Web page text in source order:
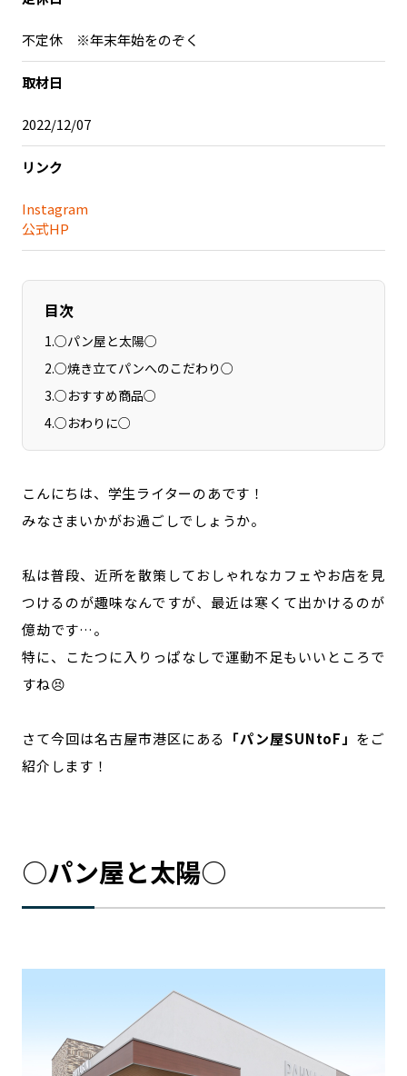
お問い合わせ
不定休 ※年末年始をのぞく
取材日
2022/12/07
リンク
Instagram
公式HP
目次
1.○パン屋と太陽○
2.○焼き立てパンへのこだわり○
3.○おすすめ商品○
4.○おわりに○
こんにちは、学生ライターのあです！
みなさまいかがお過ごしでしょうか。
私は普段、近所を散策しておしゃれなカフェやお店を見
つけるのが趣味なんですが、最近は寒くて出かけるのが
億劫です…。
特に、こたつに入りっぱなしで運動不足もいいところで
すね😣
さて今回は名古屋市港区にある 「パン屋SUNtoF」 をご
紹介します！
○パン屋と太陽○